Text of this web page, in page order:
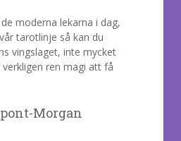
moderna lekarna i dag,
tarotlinje så kan du
vingslaget, inte mycket
ren magi att få
Morgan